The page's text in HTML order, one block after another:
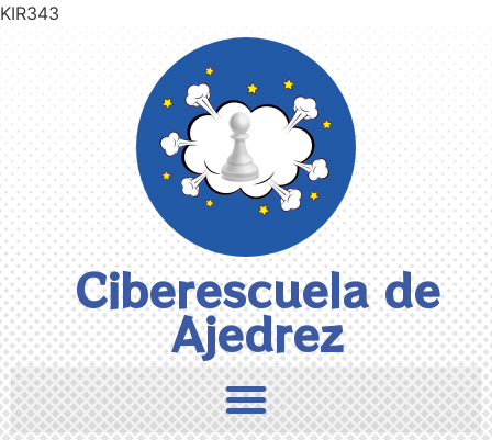
KIR343
Ciberescuela de
Ajedrez